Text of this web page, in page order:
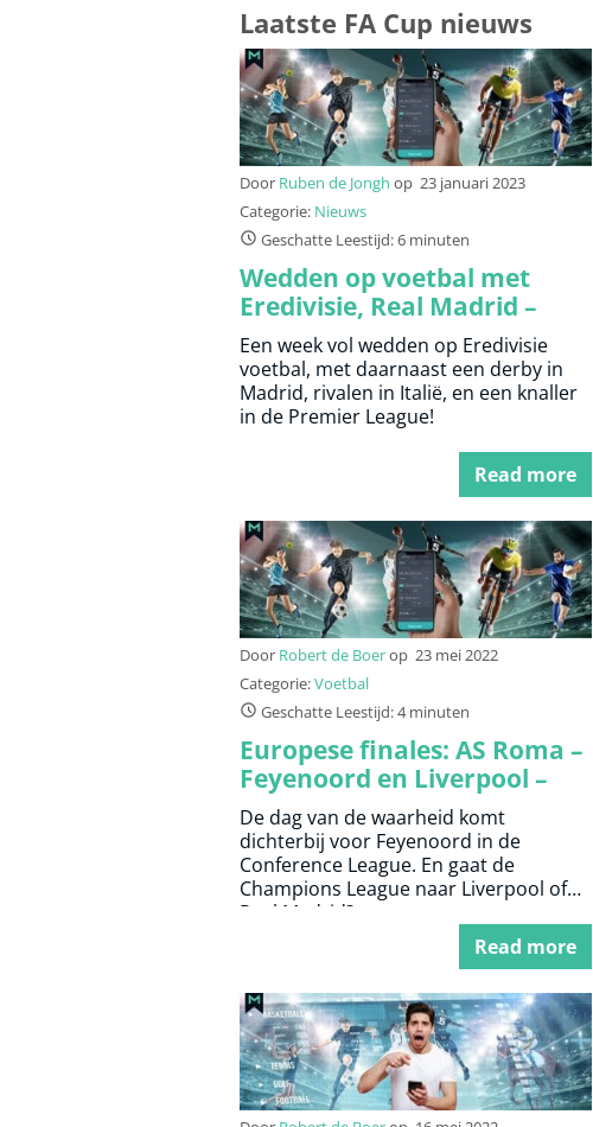
Laatste FA Cup nieuws
Door Ruben de Jongh op 23 januari 2023
Categorie: Nieuws
Geschatte Leestijd: 6 minuten
Wedden op voetbal met
Eredivisie, Real Madrid –
Atlético Madrid en
Manchester City – Arsenal
Een week vol wedden op Eredivisie
voetbal, met daarnaast een derby in
Madrid, rivalen in Italië, en een knaller
in de Premier League!
Read more
Door Robert de Boerop 23 mei 2022
Categorie:Voetbal
Geschatte Leestijd: 4 minuten
Europese finales: AS Roma –
Feyenoord en Liverpool –
Real Madrid
De dag van de waarheid komt
dichterbij voor Feyenoord in de
Conference League. En gaat de
Champions League naar Liverpool of
Real Madrid?
Read more